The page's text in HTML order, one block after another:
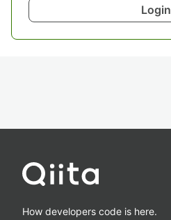
Login
How developers code is here.